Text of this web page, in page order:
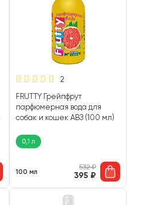
2
FRUTTY Грейпфрут
парфюмерная вода для
собак и кошек АВЗ (100 мл)
0,1 л
100 мл
532₽
395 ₽